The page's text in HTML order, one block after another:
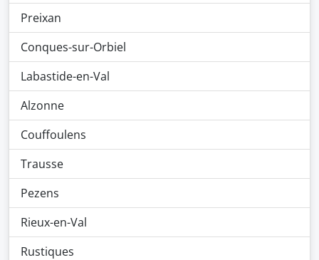
Preixan
Conques-sur-Orbiel
Labastide-en-Val
Alzonne
Couffoulens
Trausse
Pezens
Rieux-en-Val
Rustiques